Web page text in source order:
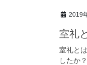
2019
室礼
室礼と
したか